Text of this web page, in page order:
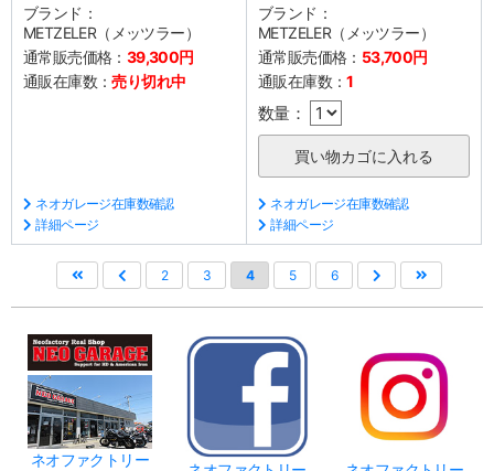
ブランド：
METZELER（メッツラー）
通常販売価格： 39,300円
通販在庫数：売り切れ中
ネオガレージ在庫数確認
詳細ページ
ブランド：
METZELER（メッツラー）
通常販売価格： 53,700円
通販在庫数：1
数量：
ネオガレージ在庫数確認
詳細ページ
2 3 4 5 6
ネオファクトリー